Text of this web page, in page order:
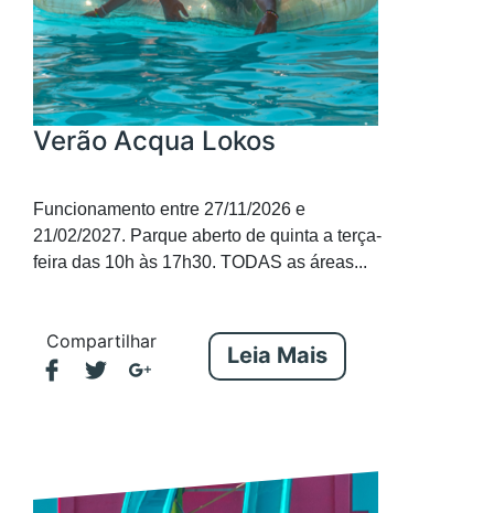
Verão Acqua Lokos
Funcionamento entre 27/11/2026 e
21/02/2027. Parque aberto de quinta a terça-
feira das 10h às 17h30. TODAS as áreas...
Compartilhar
Leia Mais